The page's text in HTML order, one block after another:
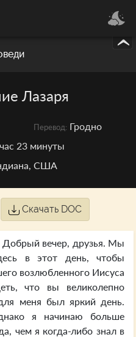
Лазаря
Перевод: Гродно
23 минуты
США
Скачать DOC
Добрый вечер, друзья. Мы
в этот день, чтобы
возлюбленного Иисуса
что вы великолепно
меня был яркий день.
я начинаю больше
чем я когда-либо знал в